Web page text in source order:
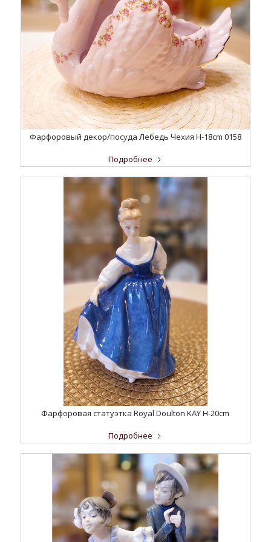
Фарфоровый декор/посуда Лебедь Чехия H-18cm 0158
Подробнее
Фарфоровая статуэтка Royal Doulton KAY H-20cm
Подробнее